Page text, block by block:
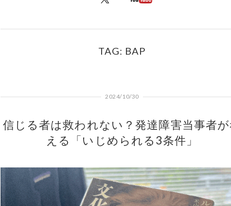
TAG: BAP
2024/10/30
信じる者は救われない？発達障害当事者
える「いじめられる3条件」